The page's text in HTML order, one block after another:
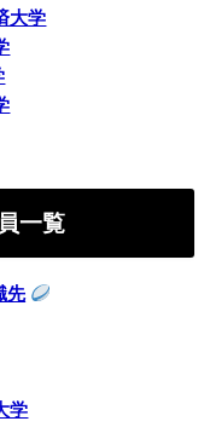
大学
一覧
先
学